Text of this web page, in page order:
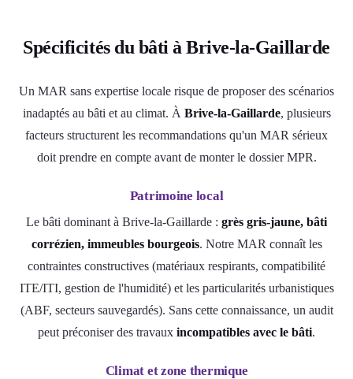
Spécificités du bâti à Brive-la-Gaillarde
Un MAR sans expertise locale risque de proposer des scénarios
inadaptés au bâti et au climat. À Brive-la-Gaillarde, plusieurs
facteurs structurent les recommandations qu'un MAR sérieux
doit prendre en compte avant de monter le dossier MPR.
Patrimoine local
Le bâti dominant à Brive-la-Gaillarde : grès gris-jaune, bâti
corrézien, immeubles bourgeois. Notre MAR connaît les
contraintes constructives (matériaux respirants, compatibilité
ITE/ITI, gestion de l'humidité) et les particularités urbanistiques
(ABF, secteurs sauvegardés). Sans cette connaissance, un audit
peut préconiser des travaux incompatibles avec le bâti.
Climat et zone thermique